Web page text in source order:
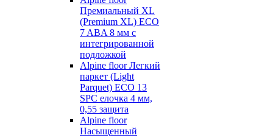
Премиальный XL
(Premium XL) ECO
7 ABA 8 мм с
интегрированной
подложкой
Alpine floor Легкий
паркет (Light
Parquet) ECO 13
SPC елочка 4 мм,
0,55 защита
Alpine floor
Насыщенный